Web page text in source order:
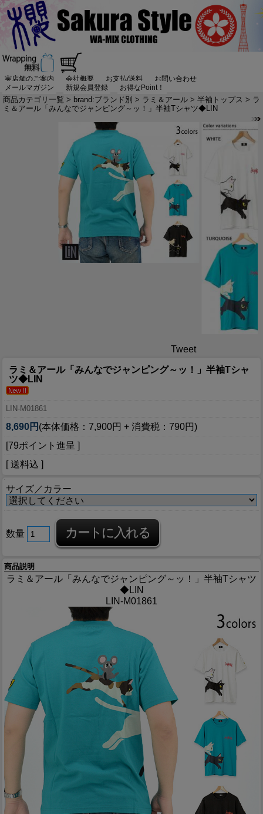
実店舗のご案内 会社概要 お支払/送料
お問い合わせ
メールマガジン
新規会員登録 お得なPoint！
商品カテゴリ一覧 > brand:ブランド別 > ラミ＆アール > 半袖トップス > ラ
ミ＆アール「みんなでジャンピング～ッ！」半袖Tシャツ◆LIN
Tweet
ラミ＆アール「みんなでジャンピング～ッ！」半袖Tシャ
ツ◆LIN
LIN-M01861
8,690円 (本体価格：7,900円 + 消費税：790円)
[79ポイント進呈 ]
[ 送料込 ]
サイズ／カラー
数量
商品説明
ラミ＆アール「みんなでジャンピング～ッ！」半袖Tシャツ
◆LIN
LIN-M01861